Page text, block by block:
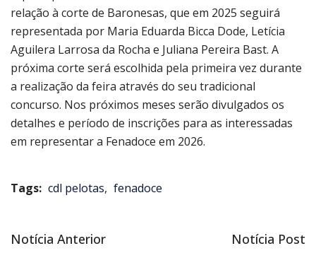
relação à corte de Baronesas, que em 2025 seguirá
representada por Maria Eduarda Bicca Dode, Letícia
Aguilera Larrosa da Rocha e Juliana Pereira Bast. A
próxima corte será escolhida pela primeira vez durante
a realização da feira através do seu tradicional
concurso. Nos próximos meses serão divulgados os
detalhes e período de inscrições para as interessadas
em representar a Fenadoce em 2026.
Tags: cdl pelotas, fenadoce
Navegação
Notícia
Notícia Anterior
Próxima
Notícia Post